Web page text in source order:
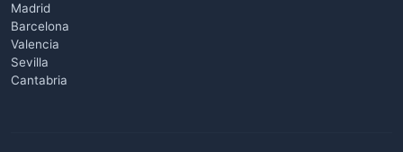
Madrid
Barcelona
Valencia
Sevilla
Cantabria